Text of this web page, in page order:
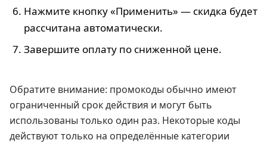
Нажмите кнопку «Применить» — скидка будет
рассчитана автоматически.
Завершите оплату по сниженной цене.
Обратите внимание: промокоды обычно имеют
ограниченный срок действия и могут быть
использованы только один раз. Некоторые коды
действуют только на определённые категории